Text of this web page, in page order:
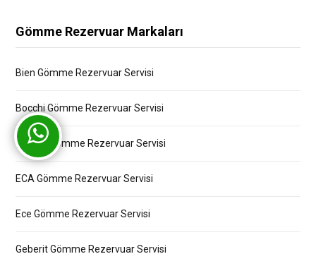
Gömme Rezervuar Markaları
Bien Gömme Rezervuar Servisi
Bocchi Gömme Rezervuar Servisi
Creavit Gömme Rezervuar Servisi
ECA Gömme Rezervuar Servisi
Ece Gömme Rezervuar Servisi
Geberit Gömme Rezervuar Servisi